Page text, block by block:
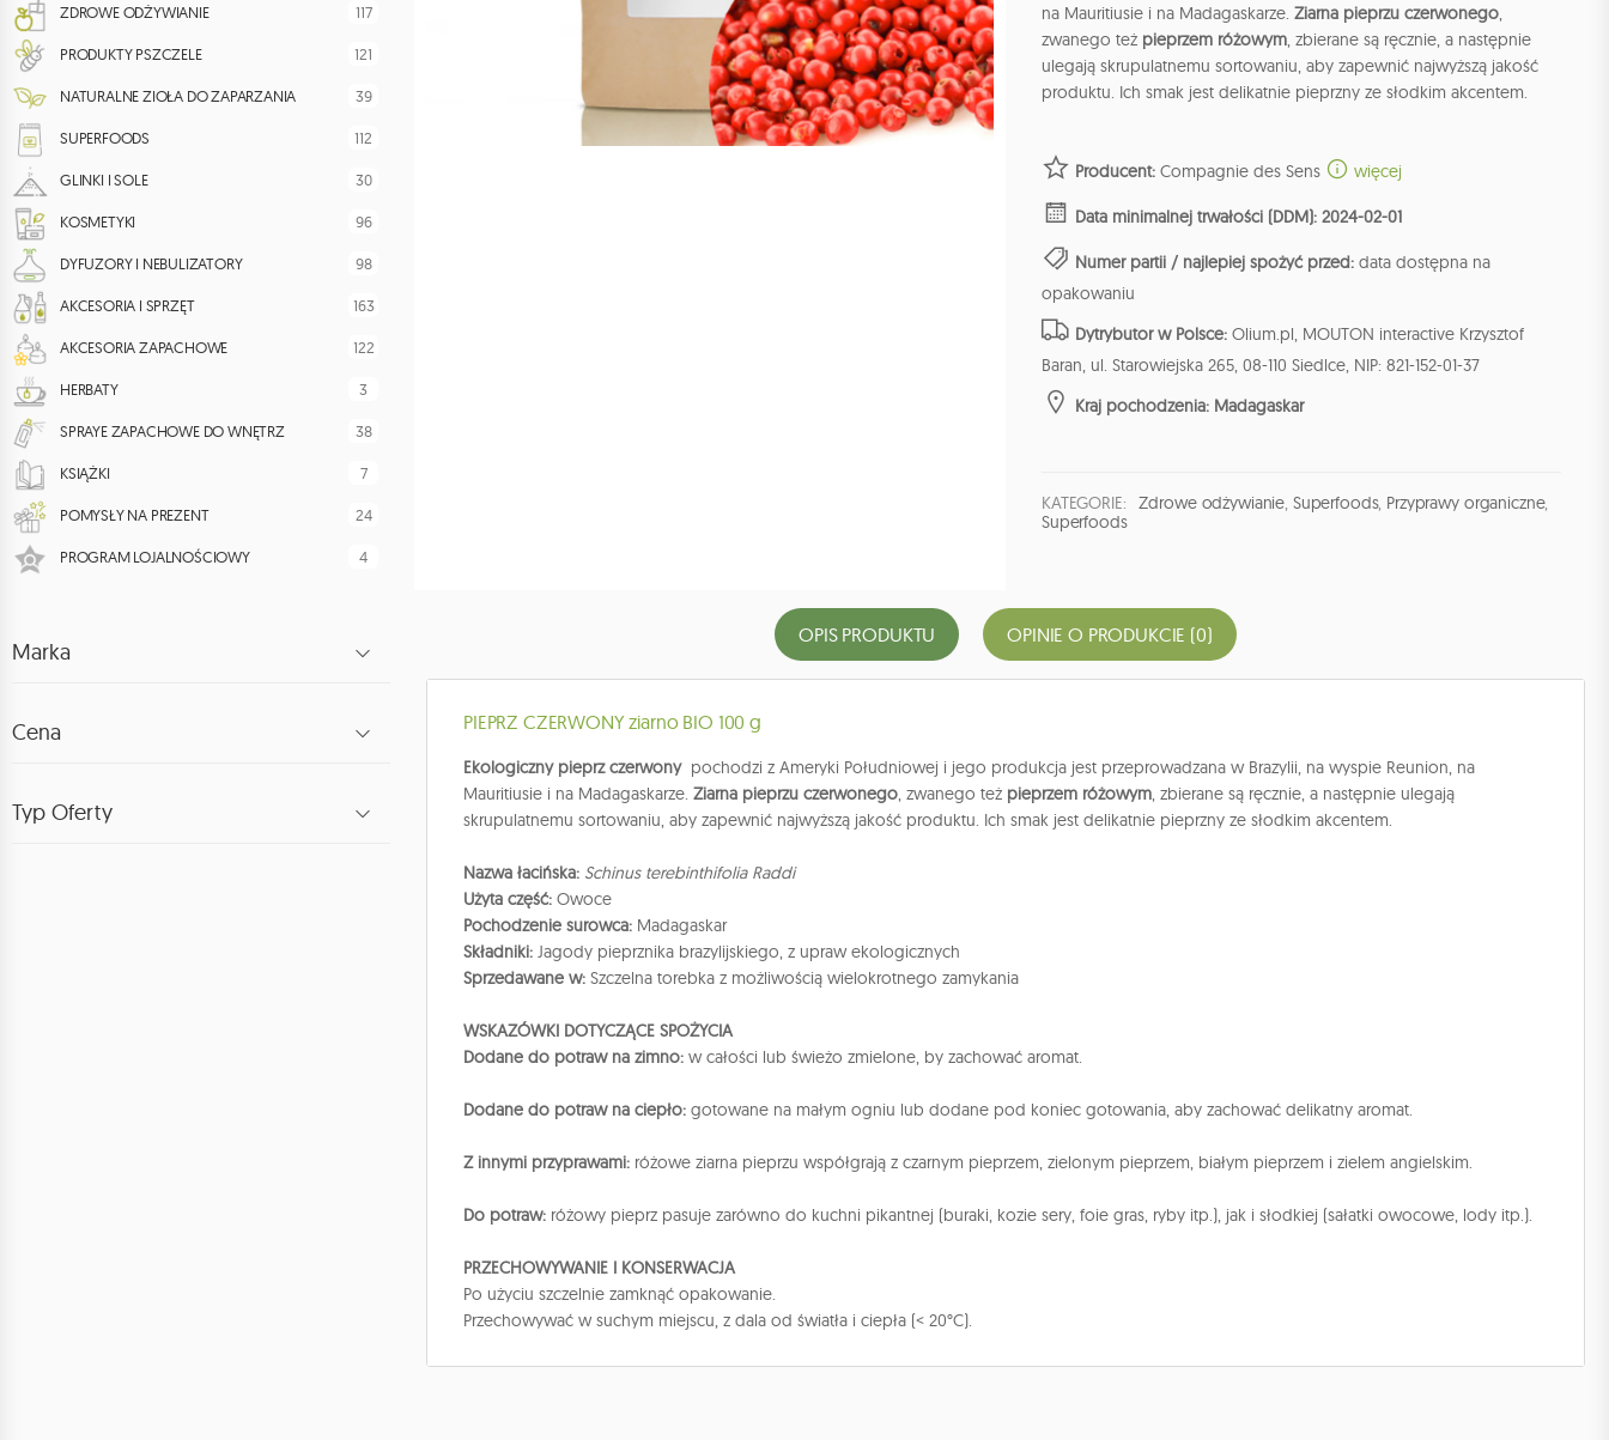
ZDROWE ODŻYWIANIE 117
PRODUKTY PSZCZELE 121
NATURALNE ZIOŁA DO ZAPARZANIA 39
SUPERFOODS 112
GLINKI I SOLE 30
KOSMETYKI 96
DYFUZORY I NEBULIZATORY 98
AKCESORIA I SPRZĘT 163
AKCESORIA ZAPACHOWE 122
HERBATY 3
SPRAYE ZAPACHOWE DO WNĘTRZ 38
KSIĄŻKI 7
POMYSŁY NA PREZENT 24
PROGRAM LOJALNOŚCIOWY 4
Marka
Cena
Typ Oferty
na Mauritiusie i na Madagaskarze. Ziarna pieprzu czerwonego,
zwanego też pieprzem różowym, zbierane są ręcznie, a następnie
ulegają skrupulatnemu sortowaniu, aby zapewnić najwyższą jakość
produktu. Ich smak jest delikatnie pieprzny ze słodkim akcentem.
Producent: Compagnie des Sens więcej
Data minimalnej trwałości (DDM): 2024-02-01
Numer partii / najlepiej spożyć przed: data dostępna na
opakowaniu
Dytrybutor w Polsce: Olium.pl, MOUTON interactive Krzysztof
Baran, ul. Starowiejska 265, 08-110 Siedlce, NIP: 821-152-01-37
Kraj pochodzenia: Madagaskar
KATEGORIE: Zdrowe odżywianie, Superfoods, Przyprawy organiczne,
Superfoods
OPIS PRODUKTU OPINIE O PRODUKCIE (0)
PIEPRZ CZERWONY ziarno BIO 100 g
Ekologiczny pieprz czerwony pochodzi z Ameryki Południowej i jego produkcja jest przeprowadzana w Brazylii, na wyspie Reunion, na
Mauritiusie i na Madagaskarze. Ziarna pieprzu czerwonego, zwanego też pieprzem różowym, zbierane są ręcznie, a następnie ulegają
skrupulatnemu sortowaniu, aby zapewnić najwyższą jakość produktu. Ich smak jest delikatnie pieprzny ze słodkim akcentem.
Nazwa łacińska: Schinus terebinthifolia Raddi
Użyta część: Owoce
Pochodzenie surowca: Madagaskar
Składniki: Jagody pieprznika brazylijskiego, z upraw ekologicznych
Sprzedawane w: Szczelna torebka z możliwością wielokrotnego zamykania
WSKAZÓWKI DOTYCZĄCE SPOŻYCIA
Dodane do potraw na zimno: w całości lub świeżo zmielone, by zachować aromat.
Dodane do potraw na ciepło: gotowane na małym ogniu lub dodane pod koniec gotowania, aby zachować delikatny aromat.
Z innymi przyprawami: różowe ziarna pieprzu współgrają z czarnym pieprzem, zielonym pieprzem, białym pieprzem i zielem angielskim.
Do potraw: różowy pieprz pasuje zarówno do kuchni pikantnej (buraki, kozie sery, foie gras, ryby itp.), jak i słodkiej (sałatki owocowe, lody itp.).
PRZECHOWYWANIE I KONSERWACJA
Po użyciu szczelnie zamknąć opakowanie.
Przechowywać w suchym miejscu, z dala od światła i ciepła (< 20°C).